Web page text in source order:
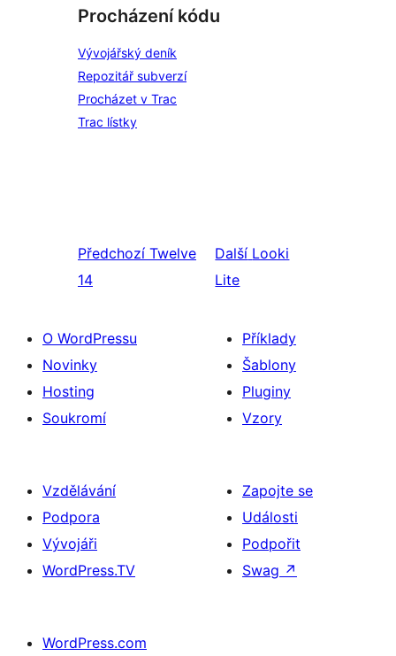
Procházení kódu
Vývojářský deník
Repozitář subverzí
Procházet v Trac
Trac lístky
Předchozí Twelve
14
Další Looki
Lite
O WordPressu
Novinky
Hosting
Soukromí
Příklady
Šablony
Pluginy
Vzory
Vzdělávání
Podpora
Vývojáři
WordPress.TV
Zapojte se
Události
Podpořit
Swag ↗
WordPress.com